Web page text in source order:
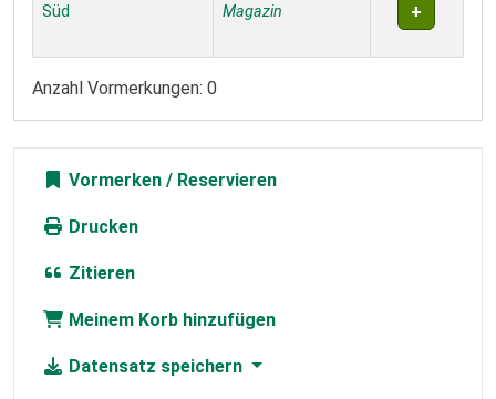
Süd
Magazin
Anzahl Vormerkungen: 0
Vormerken
Drucken
Zitieren
Meinem Korb hinzufügen
Datensatz speichern